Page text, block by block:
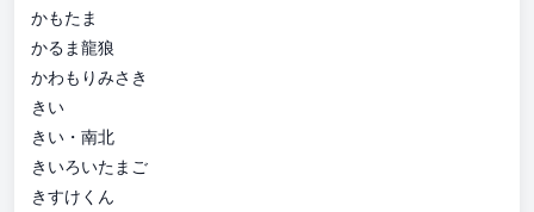
かもたま
かるま龍狼
かわもりみさき
きい
きい・南北
きいろいたまご
きすけくん